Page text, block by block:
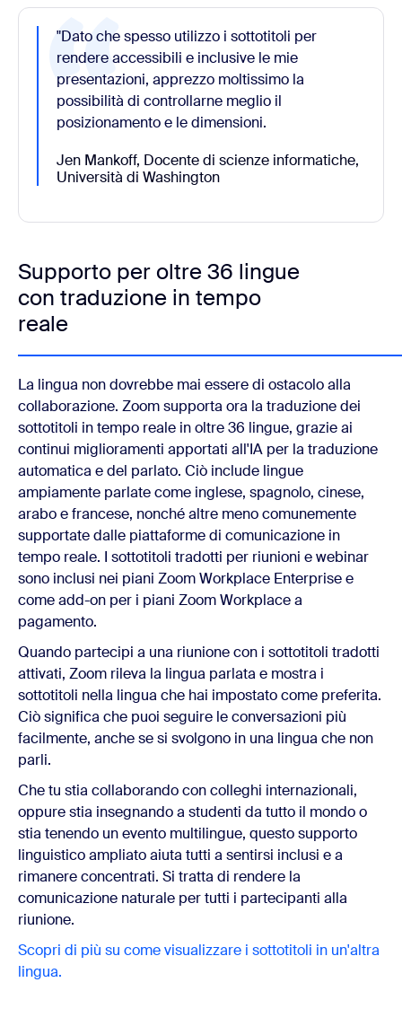
"Dato che spesso utilizzo i sottotitoli per
rendere accessibili e inclusive le mie
presentazioni, apprezzo moltissimo la
possibilità di controllarne meglio il
posizionamento e le dimensioni.
Jen Mankoff, Docente di scienze informatiche,
Università di Washington
Supporto per oltre 36 lingue
con traduzione in tempo
reale
La lingua non dovrebbe mai essere di ostacolo alla
collaborazione. Zoom supporta ora la traduzione dei
sottotitoli in tempo reale in oltre 36 lingue, grazie ai
continui miglioramenti apportati all'IA per la traduzione
automatica e del parlato. Ciò include lingue
ampiamente parlate come inglese, spagnolo, cinese,
arabo e francese, nonché altre meno comunemente
supportate dalle piattaforme di comunicazione in
tempo reale. I sottotitoli tradotti per riunioni e webinar
sono inclusi nei piani Zoom Workplace Enterprise e
come add-on per i piani Zoom Workplace a
pagamento.
Quando partecipi a una riunione con i sottotitoli tradotti
attivati, Zoom rileva la lingua parlata e mostra i
sottotitoli nella lingua che hai impostato come preferita.
Ciò significa che puoi seguire le conversazioni più
facilmente, anche se si svolgono in una lingua che non
parli.
Che tu stia collaborando con colleghi internazionali,
oppure stia insegnando a studenti da tutto il mondo o
stia tenendo un evento multilingue, questo supporto
linguistico ampliato aiuta tutti a sentirsi inclusi e a
rimanere concentrati. Si tratta di rendere la
comunicazione naturale per tutti i partecipanti alla
riunione.
Scopri di più su come visualizzare i sottotitoli in un'altra
lingua.